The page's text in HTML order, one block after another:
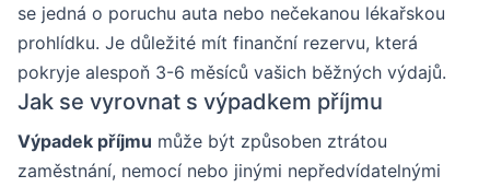
se jedná o poruchu auta nebo nečekanou lékařskou
prohlídku. Je důležité mít finanční rezervu, která
pokryje alespoň 3-6 měsíců vašich běžných výdajů.
Jak se vyrovnat s výpadkem příjmu
Výpadek příjmu může být způsoben ztrátou
zaměstnání, nemocí nebo jinými nepředvídatelnými